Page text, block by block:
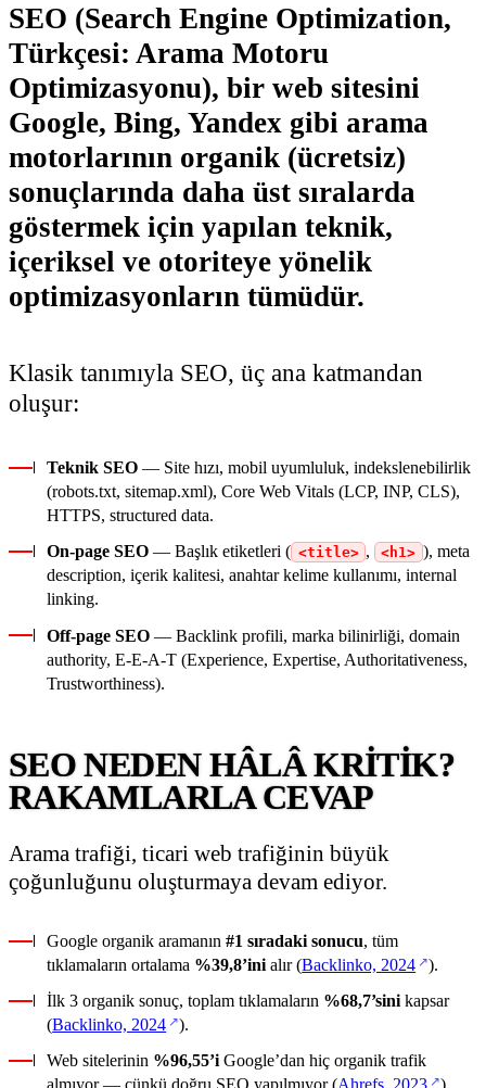
SEO (Search Engine Optimization,
Türkçesi: Arama Motoru
Optimizasyonu), bir web sitesini
Google, Bing, Yandex gibi arama
motorlarının organik (ücretsiz)
sonuçlarında daha üst sıralarda
göstermek için yapılan teknik,
içeriksel ve otoriteye yönelik
optimizasyonların tümüdür.
Klasik tanımıyla SEO, üç ana katmandan
oluşur:
Teknik SEO — Site hızı, mobil uyumluluk, indekslenebilirlik
(robots.txt, sitemap.xml), Core Web Vitals (LCP, INP, CLS),
HTTPS, structured data.
On-page SEO — Başlık etiketleri ( <title> , <h1> ), meta
description, içerik kalitesi, anahtar kelime kullanımı, internal
linking.
Off-page SEO — Backlink profili, marka bilinirliği, domain
authority, E-E-A-T (Experience, Expertise, Authoritativeness,
Trustworthiness).
SEO NEDEN HÂLÂ KRITIK?
RAKAMLARLA CEVAP
Arama trafiği, ticari web trafiğinin büyük
çoğunluğunu oluşturmaya devam ediyor.
Google organik aramanın#1 sıradaki sonucu, tüm
tıklamaların ortalama %39,8’ini alır (Backlinko, 2024(yeni
).
İlk 3 organik sonuç, toplam tıklamaların %68,7’sini kapsar
(Backlinko, 2024(yeni sekmede açılır)
).
Web sitelerinin %96,55’i Google’dan hiç organik trafik
almıyor — çünkü doğru SEO yapılmıyor (Ahrefs, 2023(yeni
).